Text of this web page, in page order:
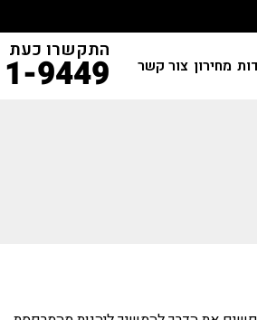
מחירון צור קשר
התקשרו כעת
9449